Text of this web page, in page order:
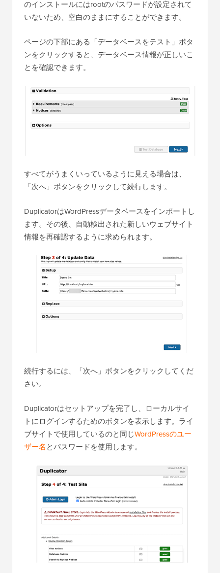
のインストールにはrootのパスワードが設定されて
いないため、空白のままにすることができます。
ページの下部にある「データベースをテスト」ボタ
ンをクリックすると、データベース情報が正しいこ
とを確認できます。
すべてがうまくいっているように見える場合は、
「次へ」ボタンをクリックして続行します。
DuplicatorはWordPressデータベースをインポートし
ます。その後、自動検出された新しいウェブサイト
情報を再確認するように求められます。
続行するには、「次へ」ボタンをクリックしてくだ
さい。
Duplicatorはセットアップを完了し、ローカルサイ
トにログインするためのボタンを表示します。ライ
ブサイトで使用しているのと同じWordPressのユー
ザー名とパスワードを使用します。